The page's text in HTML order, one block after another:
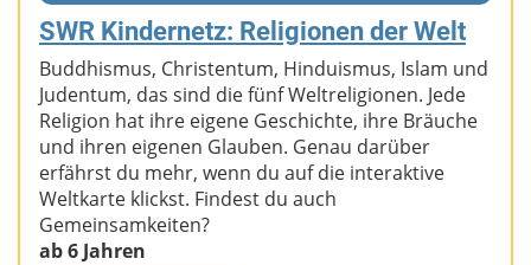
SWR Kindernetz: Religionen der Welt
Buddhismus, Christentum, Hinduismus, Islam und
Judentum, das sind die fünf Weltreligionen. Jede
Religion hat ihre eigene Geschichte, ihre Bräuche
und ihren eigenen Glauben. Genau darüber
erfährst du mehr, wenn du auf die interaktive
Weltkarte klickst. Findest du auch
Gemeinsamkeiten?
ab 6 Jahren